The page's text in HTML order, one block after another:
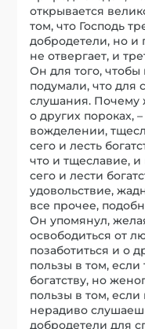
открывается
том, что Господь
добродетели, но и
не отвергает, и
Он для того, чтобы
подумали, что для
слушания. Почему
о других пороках,
вожделении,
сего и лесть
что и тщеславие,
сего и лести
удовольствие,
все прочее,
Он упомянул,
освободиться от
позаботиться и о
пользы в том, если
богатству, но
пользы в том,
нерадиво
добродетели для